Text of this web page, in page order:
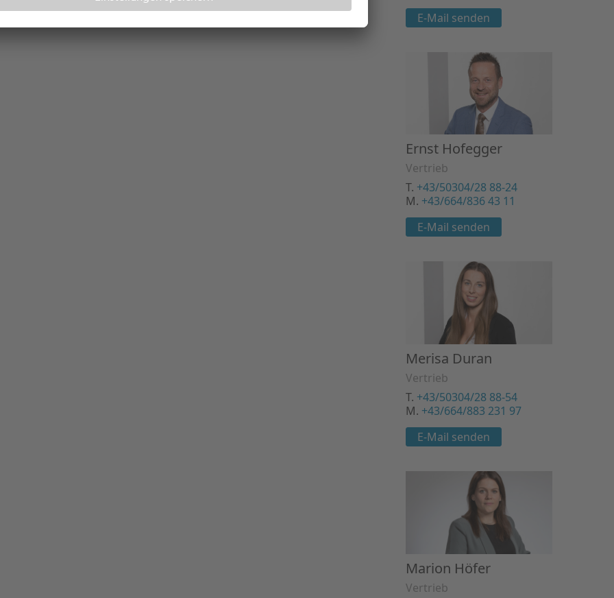
E-Mail senden
Ernst Hofegger
Vertrieb
T. +43/50304/28 88-24
M. +43/664/836 43 11
E-Mail senden
Merisa Duran
Vertrieb
T. +43/50304/28 88-54
M. +43/664/883 231 97
E-Mail senden
Marion Höfer
Vertrieb